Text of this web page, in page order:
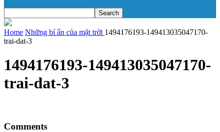
Home Những bí ẩn của mặt trời 1494176193-149413035047170-
trai-dat-3
1494176193-149413035047170-
trai-dat-3
Comments